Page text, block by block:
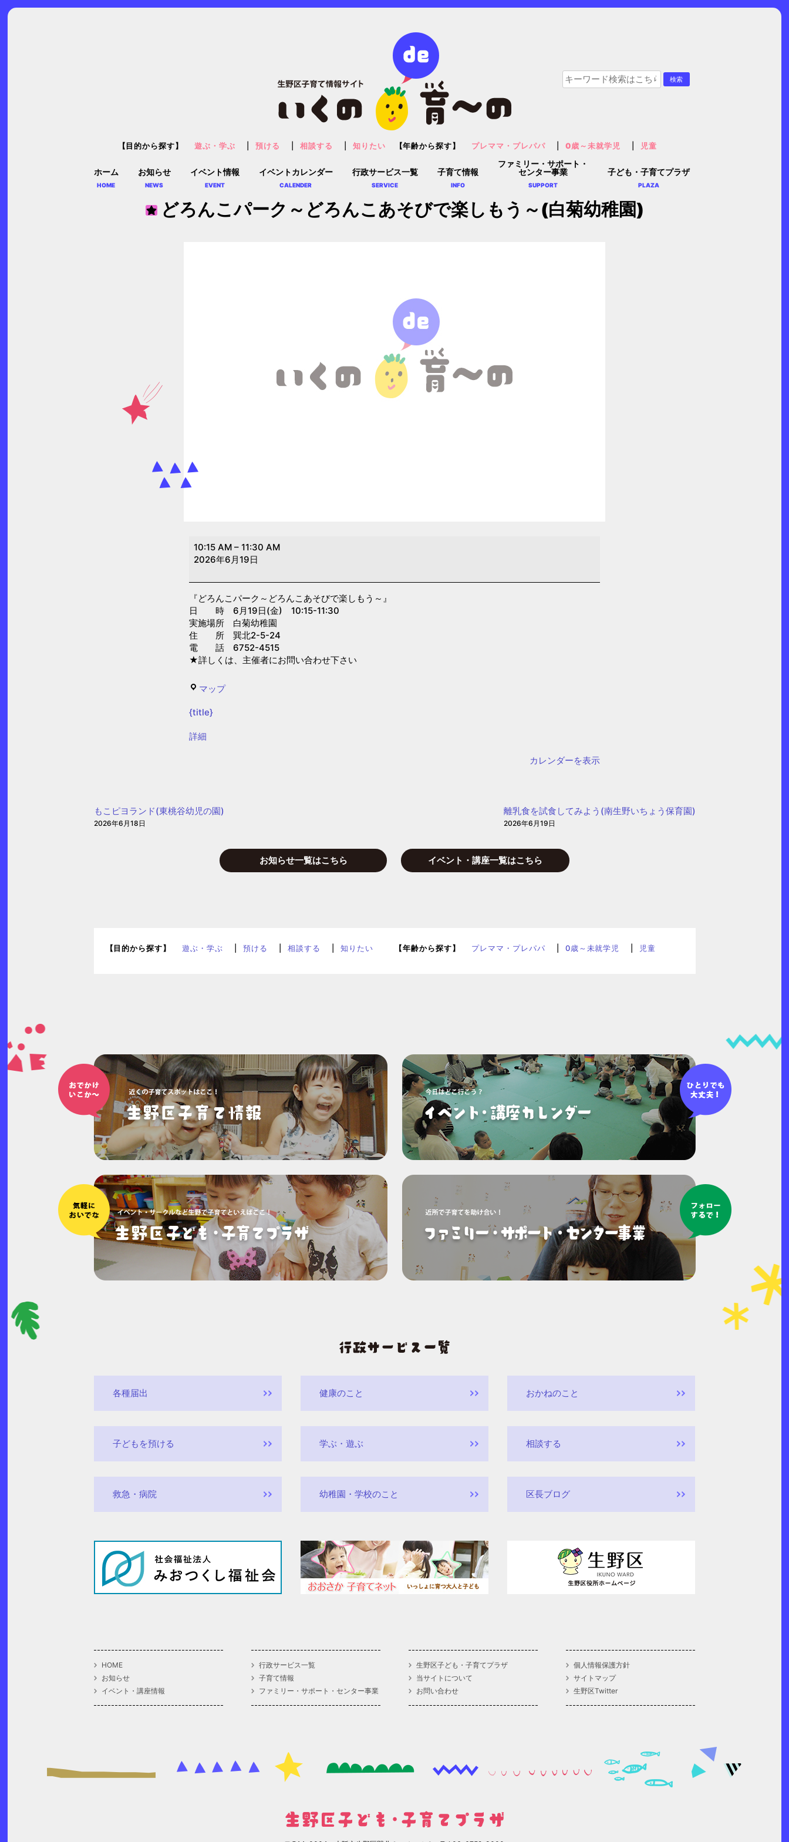
ホーム
HOME
お知らせ
NEWS
イベント情報
EVENT
イベントカレンダー
CALENDER
行政サービス一覧
SERVICE
子育て情報
INFO
ファミリー・サポート・
センター事業
SUPPORT
子ども・子育てプラザ
PLAZA
【目的から探す】 遊ぶ・学ぶ 預ける 相談する 知りたい 【年齢から探す】 プレママ・プレパパ 0歳～未就学児 児童
どろんこパーク～どろんこあそびで楽しもう～(白菊幼稚園)
ど
ろ
パ
ー
ク
～
ど
こ
そ
も
10:15 AM – 11:30 AM
2026年6月19日
『どろんこパーク～どろんこあそびで楽しもう～』
日 時 6月19日(金) 10:15-11:30
実施場所 白菊幼稚園
住 所 巽北2-5-24
電 話 6752-4515
★詳しくは、主催者にお問い合わせ下さい
マップ白
{title}
{title}
詳細
カレンダーを表示
もこピヨランド(東桃谷幼児の園)
2026年6月18日
離乳食を試食してみよう(南生野いちょう保育園)
2026年6月19日
お知らせ一覧はこちら イベント・講座一覧はこちら
【目的から探す】 遊ぶ・学ぶ 預ける 相談する 知りたい 【年齢から探す】 プレママ・プレパパ 0歳～未就学児 児童
各種届出 健康のこと おかねのこと
子どもを預ける 学ぶ・遊ぶ 相談する
救急・病院 幼稚園・学校のこと 区長ブログ
HOME
お知らせ
イベント・講座情報
行政サービス一覧
子育て情報
ファミリー・サポート・センター事業
生野区子ども・子育てプラザ
当サイトについて
お問い合わせ
個人情報保護方針
サイトマップ
生野区Twitter